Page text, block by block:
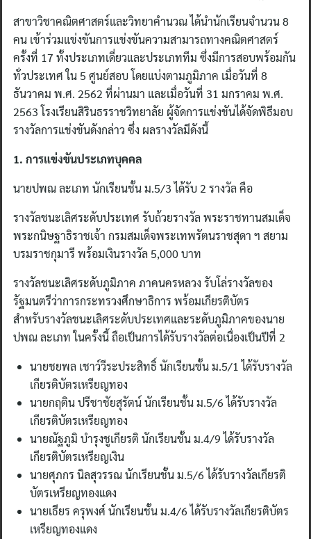
สาขาวิชาคณิตศาสตร์และวิทยาคำนวณ ได้นำนักเรียนจำนวน 8
คน เข้าร่วมแข่งขันการแข่งขันความสามารถทางคณิตศาสตร์
ครั้งที่ 17 ทั้งประเภทเดี่ยวและประเภททีม ซึ่งมีการสอบพร้อมกัน
ทั่วประเทศ ใน 5 ศูนย์สอบ โดยแบ่งตามภูมิภาค เมื่อวันที่ 8
ธันวาคม พ.ศ. 2562 ที่ผ่านมา และเมื่อวันที่ 31 มกราคม พ.ศ.
2563 โรงเรียนสิรินธรราชวิทยาลัย ผู้จัดการแข่งขันได้จัดพิธีมอบ
รางวัลการแข่งขันดังกล่าว ซึ่ง ผลรางวัลมีดังนี้
1. การแข่งขันประเภทบุคคล
นายปพณ ละเภท นักเรียนชั้น ม.5/3 ได้รับ 2 รางวัล คือ
รางวัลชนะเลิศระดับประเทศ รับถ้วยรางวัล พระราชทานสมเด็จ
พระกนิษฐาธิราชเจ้า กรมสมเด็จพระเทพรัตนราชสุดา ฯ สยาม
บรมราชกุมารี พร้อมเงินรางวัล 5,000 บาท
รางวัลชนะเลิศระดับภูมิภาค ภาคนครหลวง รับโล่รางวัลของ
รัฐมนตรีว่าการกระทรวงศึกษาธิการ พร้อมเกียรติบัตร
สำหรับรางวัลชนะเลิศระดับประเทศและระดับภูมิภาคของนาย
ปพณ ละเภท ในครั้งนี้ ถือเป็นการได้รับรางวัลต่อเนื่องเป็นปีที่ 2
นายชยพล เชาว์วีระประสิทธิ์ นักเรียนชั้น ม.5/1 ได้รับรางวัล
เกียรติบัตรเหรียญทอง
นายกฤติน ปรีชาชัยสุรัตน์ นักเรียนชั้น ม.5/6 ได้รับรางวัล
เกียรติบัตรเหรียญทอง
นายณัฐภูมิ บำรุงชูเกียรติ นักเรียนชั้น ม.4/9 ได้รับรางวัล
เกียรติบัตรเหรียญเงิน
นายศุภกร นิลสุวรรณ นักเรียนชั้น ม.5/6 ได้รับรางวัลเกียรติ
บัตรเหรียญทองแดง
นายเธียร ครุพงศ์ นักเรียนชั้น ม.4/6 ได้รับรางวัลเกียรติบัตร
เหรียญทองแดง